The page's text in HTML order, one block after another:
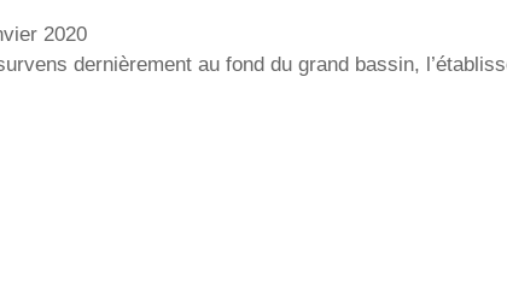
2020
dernièrement au fond du grand bassin,